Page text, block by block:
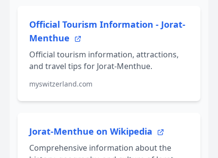
Official Tourism Information - Jorat-
Menthue
Official tourism information, attractions,
and travel tips for Jorat-Menthue.
myswitzerland.com
Jorat-Menthue on Wikipedia
Comprehensive information about the